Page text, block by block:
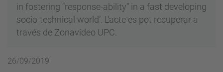
in fostering “response-ability” in a fast developing
socio-technical world’. L'acte es pot recuperar a
través de Zonavídeo UPC.
26/09/2019